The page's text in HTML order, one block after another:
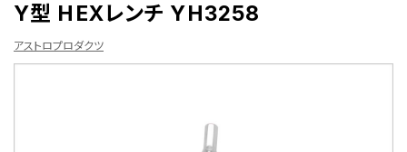
Y型 HEXレンチ YH3258
アストロプロダクツ